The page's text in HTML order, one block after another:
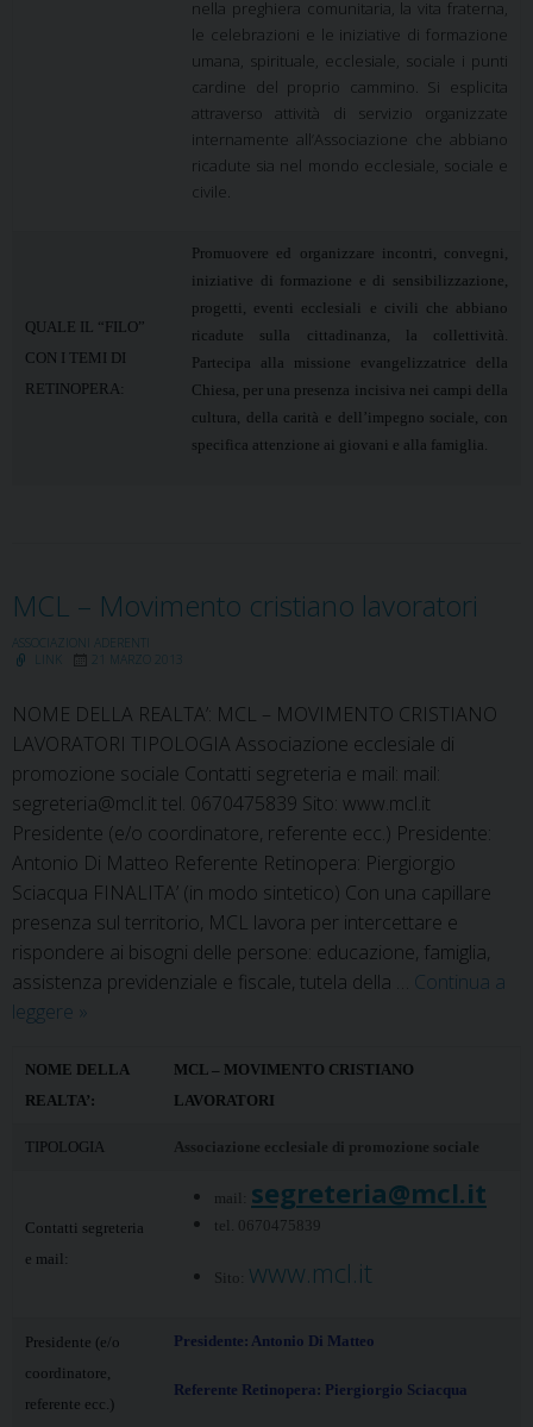
nella preghiera comunitaria, la vita fraterna,
le celebrazioni e le iniziative di formazione
umana, spirituale, ecclesiale, sociale i punti
cardine del proprio cammino. Si esplicita
attraverso attività di servizio organizzate
internamente all’Associazione che abbiano
ricadute sia nel mondo ecclesiale, sociale e
civile.
QUALE IL “FILO”
CON I TEMI DI
RETINOPERA:
Promuovere ed organizzare incontri, convegni,
iniziative di formazione e di sensibilizzazione,
progetti, eventi ecclesiali e civili che abbiano
ricadute sulla cittadinanza, la collettività.
Partecipa alla missione evangelizzatrice della
Chiesa, per una presenza incisiva nei campi della
cultura, della carità e dell’impegno sociale, con
specifica attenzione ai giovani e alla famiglia.
MCL – Movimento cristiano lavoratori
ASSOCIAZIONI ADERENTI
LINK
21 MARZO 2013
NOME DELLA REALTA’: MCL – MOVIMENTO CRISTIANO
LAVORATORI TIPOLOGIA Associazione ecclesiale di
promozione sociale Contatti segreteria e mail: mail:
segreteria@mcl.it tel. 0670475839 Sito: www.mcl.it
Presidente (e/o coordinatore, referente ecc.) Presidente:
Antonio Di Matteo Referente Retinopera: Piergiorgio
Sciacqua FINALITA’ (in modo sintetico) Con una capillare
presenza sul territorio, MCL lavora per intercettare e
rispondere ai bisogni delle persone: educazione, famiglia,
assistenza previdenziale e fiscale, tutela della … Continua a
leggere MCL
Movimento
cristiano
»
NOME DELLA
REALTA’:
MCL – MOVIMENTO CRISTIANO
LAVORATORI
TIPOLOGIA Associazione ecclesiale di promozione sociale
Contatti segreteria
e mail:
mail: segreteria@mcl.it
tel. 0670475839
Sito: www.mcl.it
Presidente (e/o
coordinatore,
referente ecc.)
Presidente: Antonio Di Matteo
Referente Retinopera: Piergiorgio Sciacqua